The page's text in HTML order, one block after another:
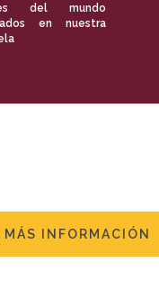
del mundo
en nuestra
INFORMACIÓN